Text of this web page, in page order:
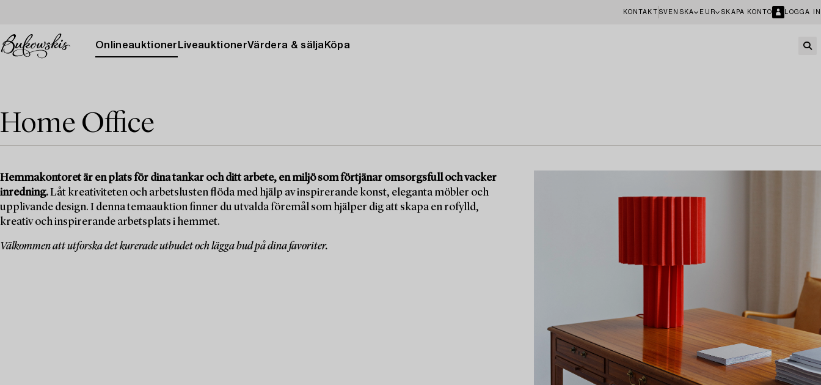
KONTAKT SVENSKA EUR SKAPA KONTO LOGGA IN
Onlineauktioner LiveauktionerVärdera & sälja Köpa
Home Office
Hemmakontoret är en plats för dina tankar och ditt arbete, en miljö som förtjänar omsorgsfull och vacker
inredning.Låt kreativiteten och arbetslusten flöda med hjälp av inspirerande konst, eleganta möbler och
upplivande design. I denna temaauktion finner du utvalda föremål som hjälper dig att skapa en rofylld,
kreativ och inspirerande arbetsplats i hemmet.
Välkommen att utforska det kurerade utbudet och lägga bud på dina favoriter.